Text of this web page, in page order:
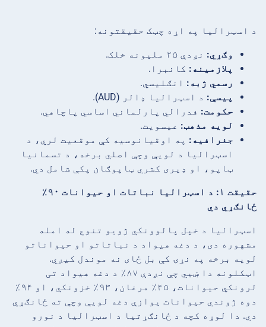
د اسټرالیا په اړه چټک حقیقتونه:
وګړي: نږدې ۲۵ ملیونه خلک.
پلازمینه: کانبرا.
رسمي ژبه: انګلیسي.
پیسې: د اسټرالیا ډالر (AUD).
حکومت: فدرالي پارلماني اساسي پاچاهي.
لویه مذهب: عیسویت.
جغرافیه: په اوقیانوسیه کې موقعیت لري، د
اسټرالیا د لویې وچې اصلي برخه، د تسمانیا
ټاپو، او ډیری کشري ټاپوګان پکې شامل دي.
حقیقت ۱: د اسټرالیا نباتات او حیوانات ۹۰٪
ځانګړي دي
اسټرالیا د خپل پالوونکي ژویو تنوع له امله
مشهوره دی، د دغه هیواد د نباتاتو او حیواناتو
لویه برخه په نړۍ کې بل ځای نه موندل کیږي.
اټکلونه دا ښیي چې نږدې ۸۷٪ د دغه هیواد تی
لرونکي حیوانات، ۴۵٪ مرغان، ۹۳٪ خزونکي، او ۹۴٪
دوه ژوندي حیوانات یوازې دغه لویې وچې ته ځانګړي
دي. دا لوړه کچه د ځانګړتیا د اسټرالیا د نورو